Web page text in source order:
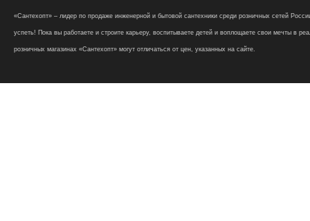
«Сантехопт» – лидер по продаже инженерной и бытовой сантехники среди розничных сетей
успеть! Пока вы работаете и строите карьеру, воспитываете детей и воплощаете свои мечты в
розничных магазинах «Сантехопт» могут отличаться от цен, указанных на сайте.